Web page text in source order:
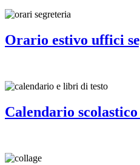
Orario estivo uffici
Calendario